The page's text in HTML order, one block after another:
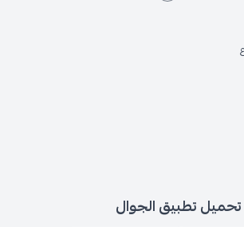
تحميل تطبيق الجوال